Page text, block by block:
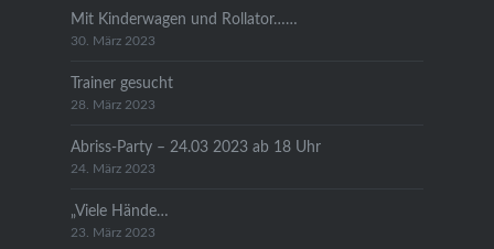
Mit Kinderwagen und Rollator……
30. März 2023
Trainer gesucht
28. März 2023
Abriss-Party – 24.03 2023 ab 18 Uhr
24. März 2023
„Viele Hände…
23. März 2023